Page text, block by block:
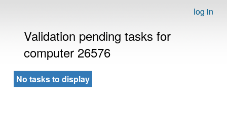
log in
Validation pending tasks for
computer 26576
No tasks to display